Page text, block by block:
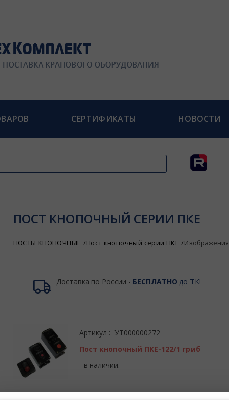
СЕРТИФИКАТЫ НОВОСТИ
ПОСТ КНОПОЧНЫЙ СЕРИИ ПКЕ
ПОСТЫ КНОПОЧНЫЕ Пост кнопочный серии ПКЕ Изображения
Доставка по России - БЕСПЛАТНО до ТК!
Артикул : УТ000000272
Пост кнопочный ПКЕ-122/1 гриб
- в наличии.